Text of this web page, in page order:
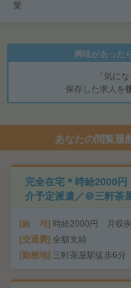
業
興味があった
「気に
保存した求人を
あなたの閲覧履
完全在宅＊時給2000
介予定派遣／＠三軒茶
給 与 時給2000円 月収
交通費 全額支給
勤務地 三軒茶屋駅徒歩6分